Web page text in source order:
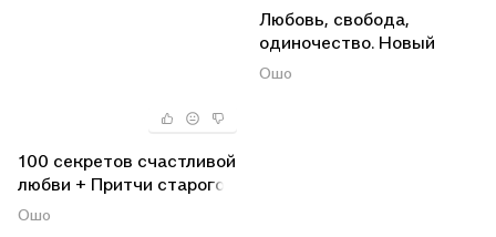
100 секретов счастливой
любви + Притчи старого
города + Сострадание +
Ошо
Любовь, свобода,
одиночество. Новый
взгляд на отношения +
Ошо